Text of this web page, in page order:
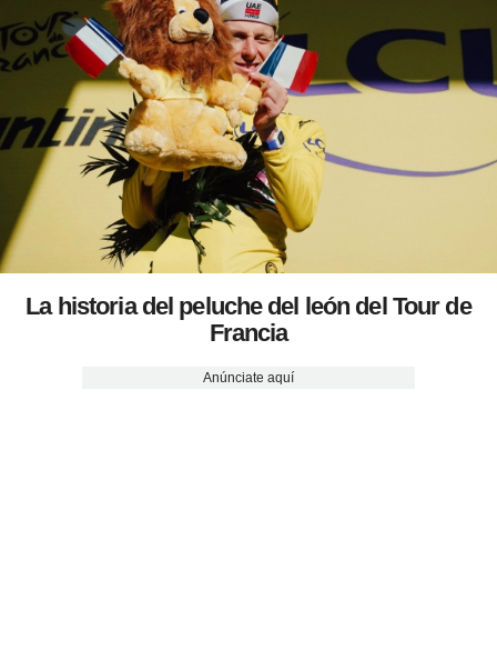
La historia del peluche del león del Tour de
Francia
Anúnciate aquí